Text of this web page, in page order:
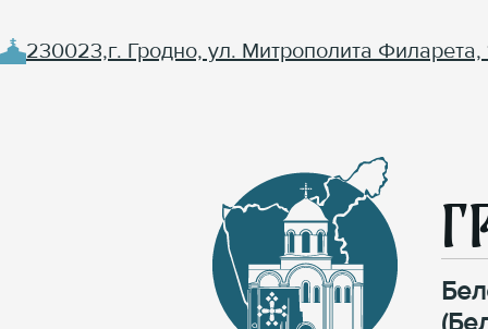
230023,г. Гродно, ул. Митрополита Филарета,